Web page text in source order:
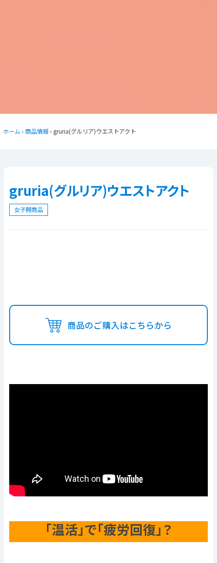
ホーム ›商品情報 › gruria(グルリア)ウエストアクト
gruria(グルリア)ウエストアクト
女子開商品
商品のご購入はこちらから
「温活」で「疲労回復」？